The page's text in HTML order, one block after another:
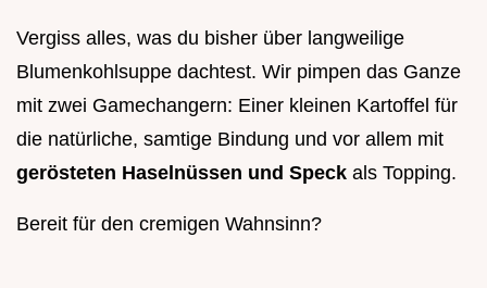
Vergiss alles, was du bisher über langweilige
Blumenkohlsuppe dachtest. Wir pimpen das Ganze
mit zwei Gamechangern: Einer kleinen Kartoffel für
die natürliche, samtige Bindung und vor allem mit
gerösteten Haselnüssen und Speck als Topping.
Bereit für den cremigen Wahnsinn?